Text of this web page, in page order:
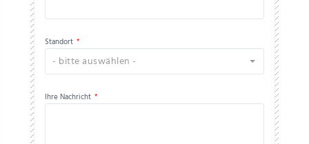
Standort *
- bitte auswählen -
Ihre Nachricht *